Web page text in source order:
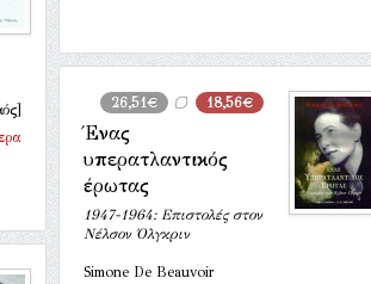
26,51€
18,56€
Ένας
υπερατλαντικός
έρωτας
1947-1964: Επιστολές στον
Νέλσον Όλγκριν
Simone De Beauvoir